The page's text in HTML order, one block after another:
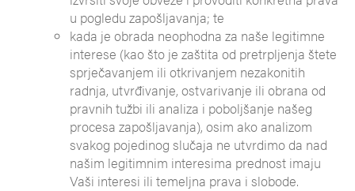
u pogledu zapošljavanja; te
kada je obrada neophodna za naše legitimne
interese (kao što je zaštita od pretrpljenja štete
sprječavanjem ili otkrivanjem nezakonitih
radnja, utvrđivanje, ostvarivanje ili obrana od
pravnih tužbi ili analiza i poboljšanje našeg
procesa zapošljavanja), osim ako analizom
svakog pojedinog slučaja ne utvrdimo da nad
našim legitimnim interesima prednost imaju
Vaši interesi ili temeljna prava i slobode.